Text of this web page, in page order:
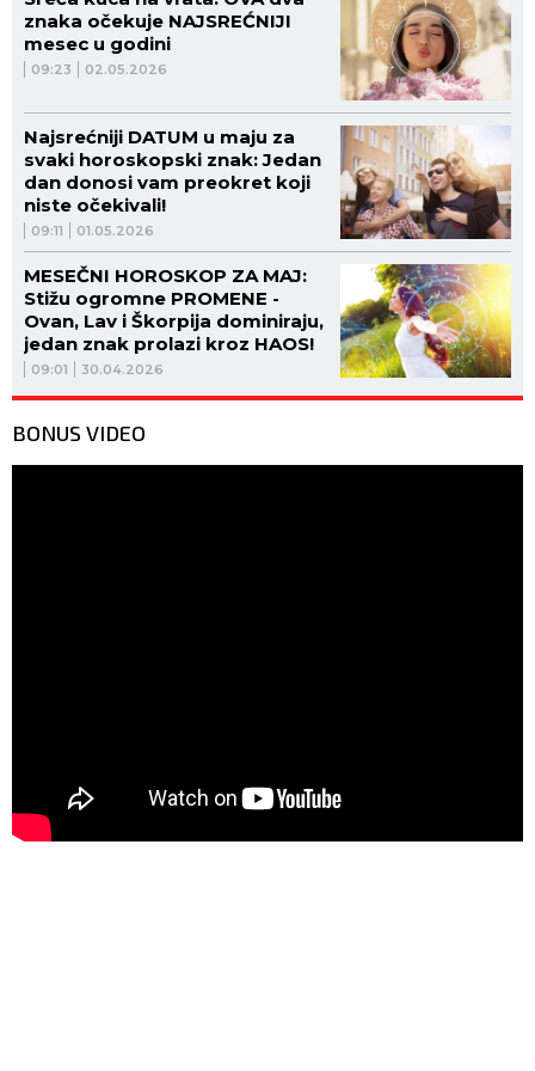
09:23 02.05.2026
znaka očekuje NAJSREĆNIJI
mesec u godini
09:11 01.05.2026
Najsrećniji DATUM u maju za
svaki horoskopski znak: Jedan
dan donosi vam preokret koji
niste očekivali!
09:01 30.04.2026
MESEČNI HOROSKOP ZA MAJ:
Stižu ogromne PROMENE -
Ovan, Lav i Škorpija dominiraju,
jedan znak prolazi kroz HAOS!
BONUS VIDEO